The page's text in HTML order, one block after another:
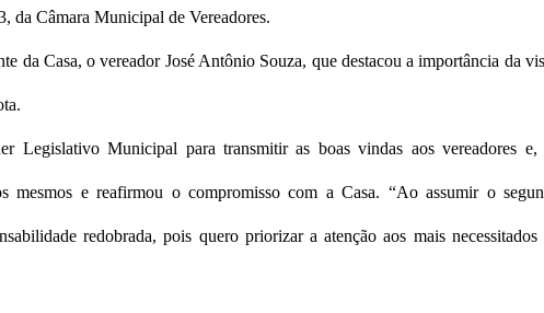
da Câmara Municipal de Vereadores.
da Casa, o vereador José Antônio Souza, que destacou a importância da
Legislativo Municipal para transmitir as boas vindas aos vereadores e,
mesmos e reafirmou o compromisso com a Casa. “Ao assumir o
redobrada, pois quero priorizar a atenção aos mais necessitados